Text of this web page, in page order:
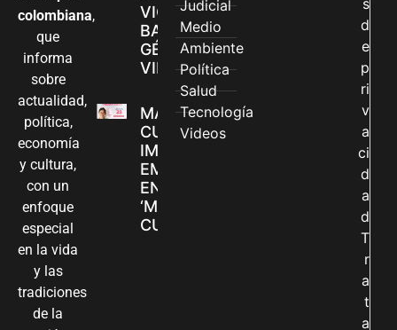
colombiana,
que
informa
sobre
actualidad,
política,
economía
y cultura,
con un
enfoque
especial
en la vida
y las
tradiciones
de la
VIOLENCIAS
BASADAS EN
GÉNERO EN
VILLAVICENCIO
MADRES
CUIDADORAS
IMPULSAN SUS
EMPRENDIMIENTOS
EN LA FERIA
‘MANOS QUE
CUIDAN Y CREAN’
Judicial
Medio
Ambiente
Política
Salud
Tecnología
Videos
s
d
e
p
ri
v
a
ci
d
a
d
T
r
a
t
a